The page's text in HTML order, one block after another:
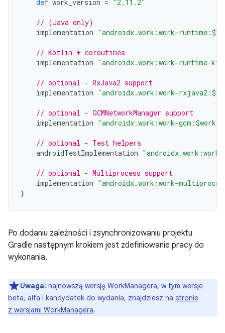
def work_version = "2.11.2"
// (Java only)
implementation "androidx.work:work-
// Kotlin + coroutines
implementation "androidx.work:work-runtime-
// optional - RxJava2 support
implementation "androidx.work:work-
// optional - GCMNetworkManager support
implementation "androidx.work:work-
// optional - Test helpers
androidTestImplementation
// optional - Multiprocess support
implementation "androidx.work:work-
}
Po dodaniu zależności i zsynchronizowaniu projektu
Gradle następnym krokiem jest zdefiniowanie pracy do
wykonania.
Uwaga: najnowszą wersję WorkManagera, w tym wersje
beta, alfa i kandydatek do wydania, znajdziesz na stronie
z wersjami WorkManagera.